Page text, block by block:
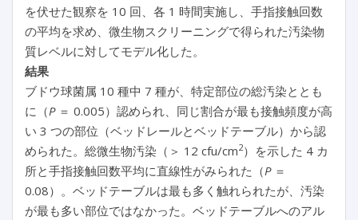
を伏せた観察を 10 回、各 1 時間実施し、手指接触回数
の平均を求め、微生物スクリーニングで得られた汚染物
質レベルに対してモデル化した。
結果
ブドウ球菌属 10 種中 7 種が、特定部位の総汚染ととも
に（P＝ 0.005）認められ、同じ割合が最も接触頻度が高
い 3 つの部位（ベッドレールとベッドテーブル）から認
められた。総微生物汚染（＞ 12 cfu/cm2）を示した 4 カ
所と手指接触回数平均に直線性がみられた（P＝
0.08）。ベッドテーブルは最も多く触れられたが、汚染
が最も多い部位ではなかった。ベッドテーブルへのアル